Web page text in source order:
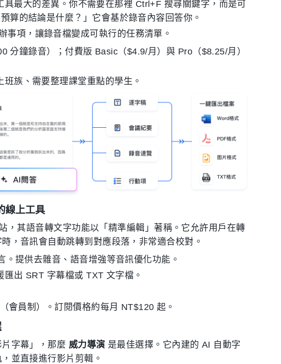
具最大的差異。你不需要在那裡 Ctrl+F 搜尋關鍵字，而是可
算的結論是什麼？」它會基於錄音內容回答你。
事項，讓錄音檔變成可執行的任務清單。
分鐘錄音）；付費版 Basic（$4.9/月）與 Pro（$8.25/月）
班族、需要整理課堂重點的學生。
線上工具
，其語音轉文字功能以「精準編輯」著稱。它允許用戶在轉
，音訊會自動跳轉到對應段落，非常適合校對。
。提供去雜音、語音增強等音訊優化功能。
匯出 SRT 字幕檔或 TXT 文字檔。
會員制）。訂閱價格約每月 NT$120 起。
字幕」，那麼 威力導演 是最佳選擇。它內建的 AI 自動字
並直接進行影片剪輯。